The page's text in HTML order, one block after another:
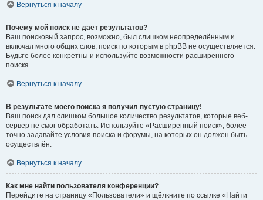
Вернуться к началу
Почему мой поиск не даёт результатов?
Ваш поисковый запрос, возможно, был слишком неопределённым и
включал много общих слов, поиск по которым в phpBB не осуществляется.
Будьте более конкретны и используйте возможности расширенного
поиска.
Вернуться к началу
В результате моего поиска я получил пустую страницу!
Ваш поиск дал слишком большое количество результатов, которые веб-
сервер не смог обработать. Используйте «Расширенный поиск», более
точно задавайте условия поиска и форумы, на которых он должен быть
осуществлён.
Вернуться к началу
Как мне найти пользователя конференции?
Перейдите на страницу «Пользователи» и щёлкните по ссылке «Найти